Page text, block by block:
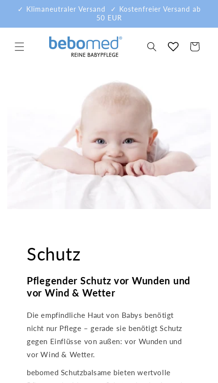
zum
✓ Klimaneutraler Versand ✓ Kostenfreier Versand ab
50 EUR
Warenkorb
Schutz
Pflegender Schutz vor Wunden und
vor Wind & Wetter
Die empfindliche Haut von Babys benötigt
nicht nur Pflege – gerade sie benötigt Schutz
gegen Einflüsse von außen: vor Wunden und
vor Wind & Wetter.
bebomed Schutzbalsame bieten wertvolle